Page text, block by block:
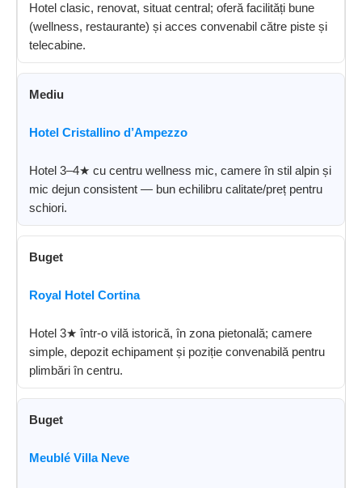
Hotel clasic, renovat, situat central; oferă facilități bune
(wellness, restaurante) și acces convenabil către piste și
telecabine.
Mediu
Hotel Cristallino d’Ampezzo
Hotel 3–4★ cu centru wellness mic, camere în stil alpin și
mic dejun consistent — bun echilibru calitate/preț pentru
schiori.
Buget
Royal Hotel Cortina
Hotel 3★ într-o vilă istorică, în zona pietonală; camere
simple, depozit echipament și poziție convenabilă pentru
plimbări în centru.
Buget
Meublé Villa Neve